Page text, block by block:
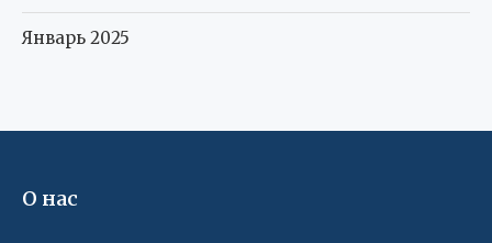
Январь 2025
О нас